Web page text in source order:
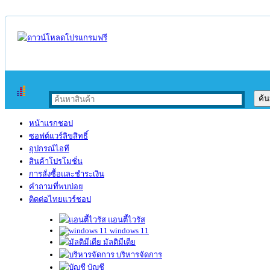
หน้าแรกชอป
ซอฟต์แวร์ลิขสิทธิ์
อุปกรณ์ไอที
สินค้าโปรโมชั่น
การสั่งซื้อและชำระเงิน
คำถามที่พบบ่อย
ติดต่อไทยแวร์ชอป
แอนตี้ไวรัส
windows 11
มัลติมีเดีย
บริหารจัดการ
บัญชี